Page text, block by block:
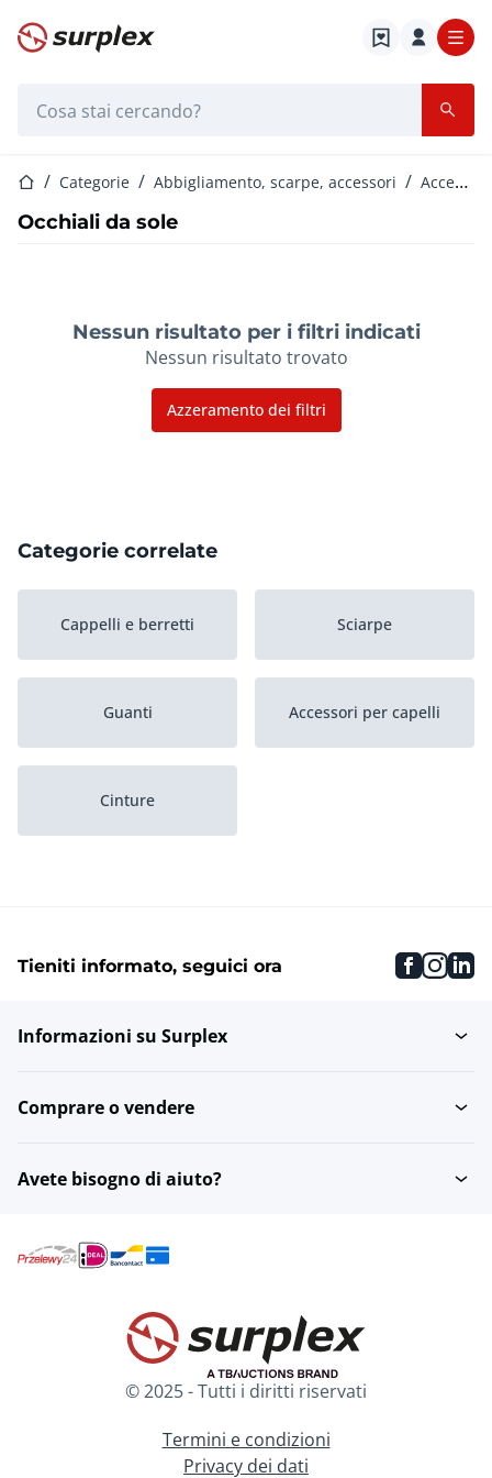
Home
Home Categorie Abbigliamento, scarpe, accessori Accessori per l'abbigliamento
Occhiali da sole
Nessun risultato per i filtri indicati
Nessun risultato trovato
Azzeramento dei filtri
Categorie correlate
Cappelli e berretti Sciarpe
Guanti Accessori per capelli
Cinture
Tieniti informato, seguici ora
Informazioni su Surplex
Comprare o vendere
Avete bisogno di aiuto?
© 2025 - Tutti i diritti riservati
Termini e condizioni
Privacy dei dati